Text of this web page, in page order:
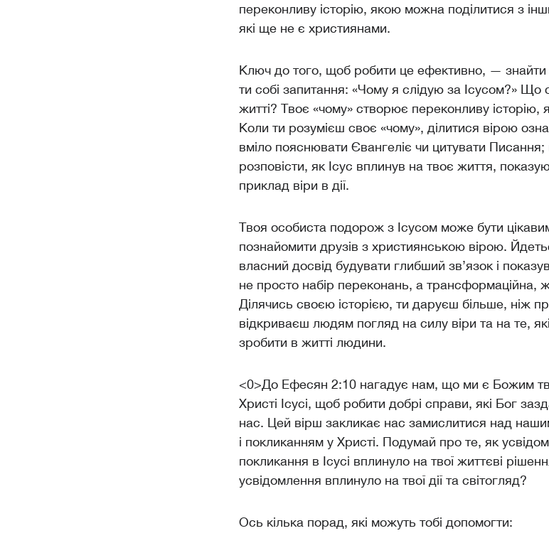
переконливу історію, якою можна поділитися з
які ще не є християнами.
Ключ до того, щоб робити це ефективно, — знайти
ти собі запитання: «Чому я слідую за Ісусом?» Що
житті? Твоє «чому» створює переконливу історію,
Коли ти розумієш своє «чому», ділитися вірою
вміло пояснювати Євангеліє чи цитувати
розповісти, як Ісус вплинув на твоє життя,
приклад віри в дії.
Твоя особиста подорож з Ісусом може бути
познайомити друзів з християнською вірою.
власний досвід будувати глибший зв’язок і
не просто набір переконань, а трансформаційна,
Ділячись своєю історією, ти даруєш більше, ніж
відкриваєш людям погляд на силу віри та на те,
зробити в житті людини.
<0>До Ефесян 2:10 нагадує нам, що ми є Божим
Христі Ісусі, щоб робити добрі справи, які Бог
нас. Цей вірш закликає нас замислитися над
і покликанням у Христі. Подумай про те, як
покликання в Ісусі вплинуло на твої життєві
усвідомлення вплинуло на твої дії та світогляд?
Ось кілька порад, які можуть тобі допомогти: